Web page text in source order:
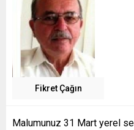
Fikret Çağın
Malumunuz 31 Mart yerel